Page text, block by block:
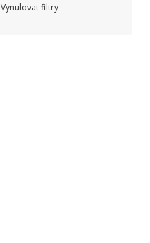
Vynulovat filtry